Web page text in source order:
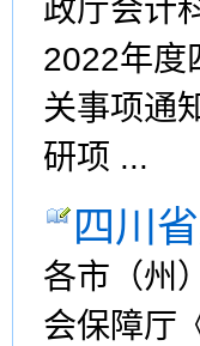
政厅会计
2022年度
关事项
研项 ...
四川
各市（州
会保障厅